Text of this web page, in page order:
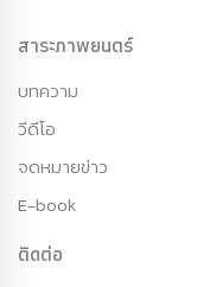
สาระภาพยนตร์
บทความ
วีดีโอ
จดหมายข่าว
E-book
ติดต่อ